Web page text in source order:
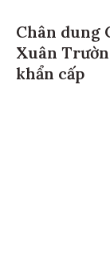
Chân dung
Xuân
khẩn cấp